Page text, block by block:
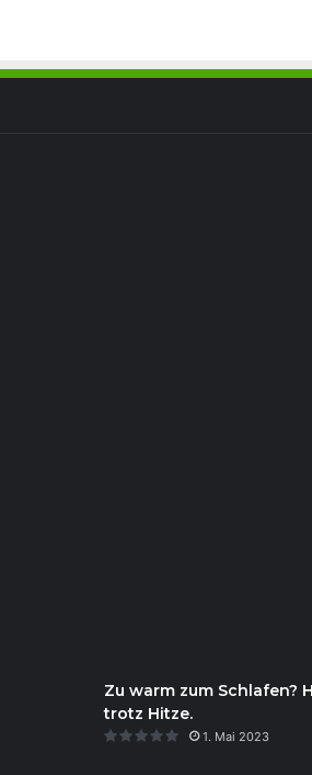
Zu warm zum Schlafen?
trotz Hitze.
1. Mai 2023